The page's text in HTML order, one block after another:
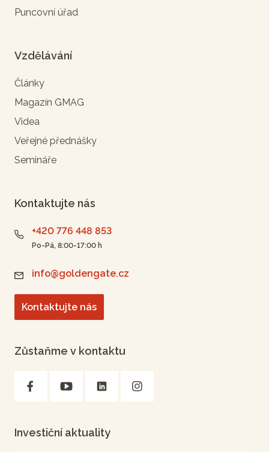
Puncovní úřad
Vzdělávání
Články
Magazín GMAG
Videa
Veřejné přednášky
Semináře
Kontaktujte nás
+420 776 448 853
Po-Pá, 8:00-17:00 h
info@goldengate.cz
Kontaktujte nás
Zůstaňme v kontaktu
Investiční aktuality